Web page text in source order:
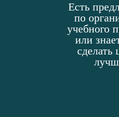
Есть
по
учебного
или
сделать